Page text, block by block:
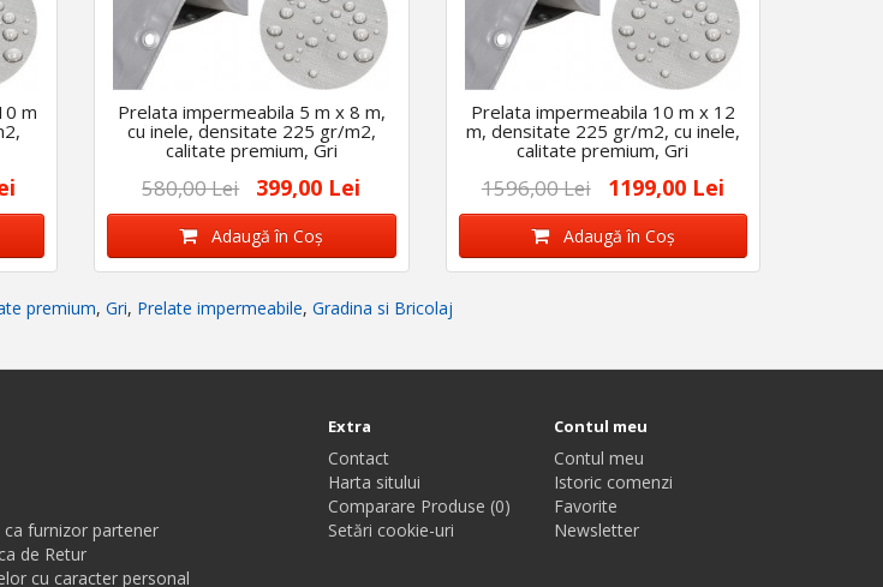
m
Prelata impermeabila 5 m x 8 m,
cu inele, densitate 225 gr/m2,
calitate premium, Gri
580,00 Lei 399,00 Lei
Adaugă în Coş
Prelata impermeabila 10 m x 12
m, densitate 225 gr/m2, cu inele,
calitate premium, Gri
1596,00 Lei 1199,00 Lei
Adaugă în Coş
premium, Gri, Prelate impermeabile, Gradina si Bricolaj
furnizor partener
de Retur
cu caracter personal
Extra
Contact
Harta sitului
Comparare Produse (0)
Setări cookie-uri
Contul meu
Contul meu
Istoric comenzi
Favorite
Newsletter